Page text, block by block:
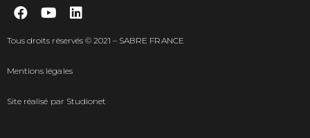
Tous droits réservés © 2021 – SABRE FRANCE
Mentions légales
Site réalisé par Studionet